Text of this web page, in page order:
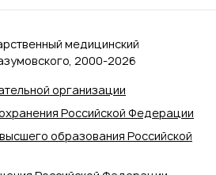
организации
Российской Федерации
образования Российской
медицинский
2000‑2026